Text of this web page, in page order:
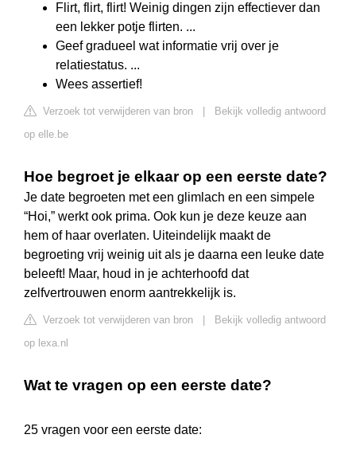
Flirt, flirt, flirt! Weinig dingen zijn effectiever dan
een lekker potje flirten. ...
Geef gradueel wat informatie vrij over je
relatiestatus. ...
Wees assertief!
Verzoek tot verwijderen van bron
Bekijk volledig antwoord
op elle.be
Hoe begroet je elkaar op een eerste date?
Je date begroeten met een glimlach en een simpele
“Hoi,” werkt ook prima. Ook kun je deze keuze aan
hem of haar overlaten. Uiteindelijk maakt de
begroeting vrij weinig uit als je daarna een leuke date
beleeft! Maar, houd in je achterhoofd dat
zelfvertrouwen enorm aantrekkelijk is.
Verzoek tot verwijderen van bron
Bekijk volledig antwoord
op lexa.nl
Wat te vragen op een eerste date?
25 vragen voor een eerste date: